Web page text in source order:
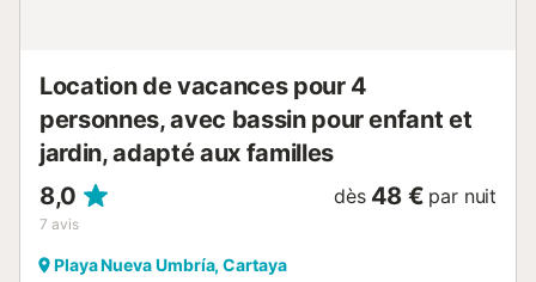
Location de vacances pour 4
personnes, avec bassin pour enfant et
jardin, adapté aux familles
8,0
7 avis
dès 48 € par nuit
Playa Nueva Umbría, Cartaya